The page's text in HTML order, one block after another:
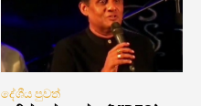
දේශීය පුවත්